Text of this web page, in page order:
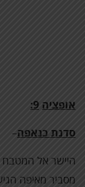
אופציה 9:
סדנת כנאפה–
היישר אל המטבח
מסביר מאיפה